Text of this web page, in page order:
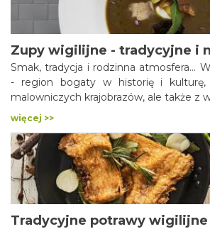
Smak, tradycja i rodzinna atmosfera...
- region bogaty w historię i kulturę,
malowniczych krajobrazów, ale także z
więcej >>
Tradycyjne potrawy wigilijne